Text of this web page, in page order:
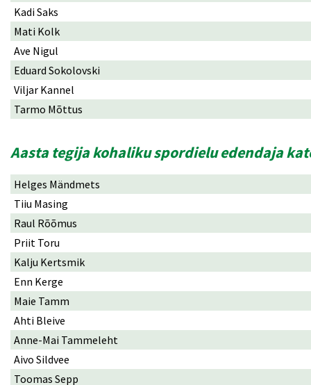
Kadi Saks
Mati Kolk
Ave Nigul
Eduard Sokolovski
Viljar Kannel
Tarmo Mõttus
Aasta tegija kohaliku spordielu edendaja
Helges Mändmets
Tiiu Masing
Raul Rõõmus
Priit Toru
Kalju Kertsmik
Enn Kerge
Maie Tamm
Ahti Bleive
Anne-Mai Tammeleht
Aivo Sildvee
Toomas Sepp